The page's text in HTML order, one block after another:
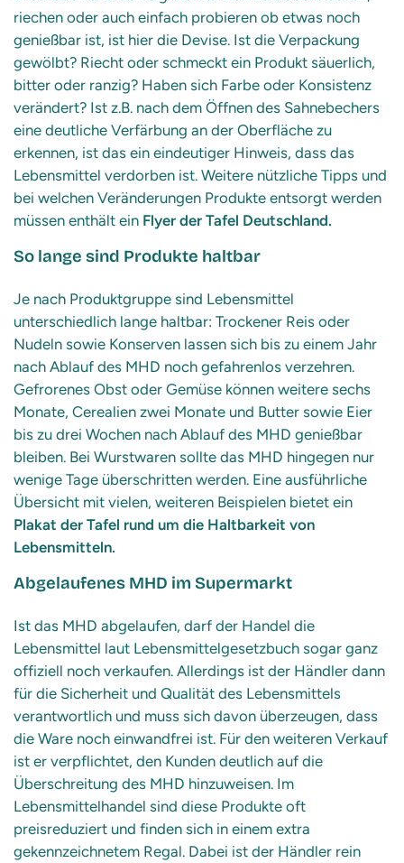
riechen oder auch einfach probieren ob etwas noch
genießbar ist, ist hier die Devise. Ist die Verpackung
gewölbt? Riecht oder schmeckt ein Produkt säuerlich,
bitter oder ranzig? Haben sich Farbe oder Konsistenz
verändert? Ist z.B. nach dem Öffnen des Sahnebechers
eine deutliche Verfärbung an der Oberfläche zu
erkennen, ist das ein eindeutiger Hinweis, dass das
Lebensmittel verdorben ist. Weitere nützliche Tipps und
bei welchen Veränderungen Produkte entsorgt werden
müssen enthält ein Flyer der Tafel Deutschland.
So lange sind Produkte haltbar
Je nach Produktgruppe sind Lebensmittel
unterschiedlich lange haltbar: Trockener Reis oder
Nudeln sowie Konserven lassen sich bis zu einem Jahr
nach Ablauf des MHD noch gefahrenlos verzehren.
Gefrorenes Obst oder Gemüse können weitere sechs
Monate, Cerealien zwei Monate und Butter sowie Eier
bis zu drei Wochen nach Ablauf des MHD genießbar
bleiben. Bei Wurstwaren sollte das MHD hingegen nur
wenige Tage überschritten werden. Eine ausführliche
Übersicht mit vielen, weiteren Beispielen bietet ein
Plakat der Tafel rund um die Haltbarkeit von
Lebensmitteln.
Abgelaufenes MHD im Supermarkt
Ist das MHD abgelaufen, darf der Handel die
Lebensmittel laut Lebensmittelgesetzbuch sogar ganz
offiziell noch verkaufen. Allerdings ist der Händler dann
für die Sicherheit und Qualität des Lebensmittels
verantwortlich und muss sich davon überzeugen, dass
die Ware noch einwandfrei ist. Für den weiteren Verkauf
ist er verpflichtet, den Kunden deutlich auf die
Überschreitung des MHD hinzuweisen. Im
Lebensmittelhandel sind diese Produkte oft
preisreduziert und finden sich in einem extra
gekennzeichnetem Regal. Dabei ist der Händler rein